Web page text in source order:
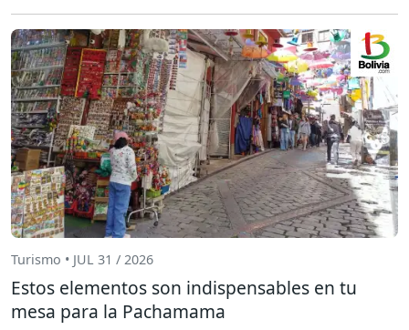
Turismo • JUL 31 / 2026
Estos elementos son indispensables en tu
mesa para la Pachamama